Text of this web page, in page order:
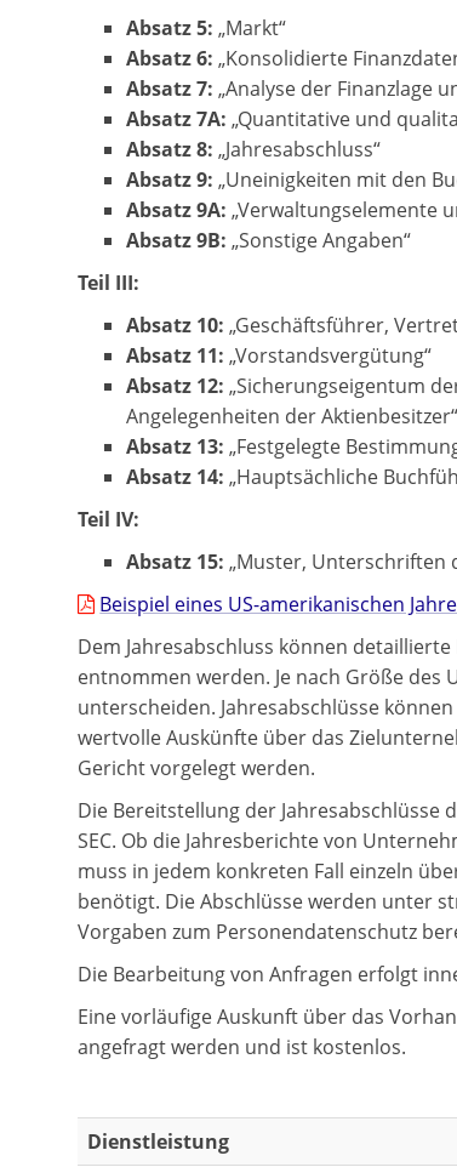
Absatz 5: „Markt“
Absatz 6: „Konsolidierte
Absatz 7: „Analyse der Finanzlage
Absatz 7A: „Quantitative und
Absatz 8: „Jahresabschluss“
Absatz 9: „Uneinigkeiten mit den
Absatz 9A: „Verwaltungselemente
Absatz 9B: „Sonstige Angaben“
Teil III:
Absatz 10: „Geschäftsführer,
Absatz 11: „Vorstandsvergütung“
Absatz 12: „Sicherungseigentum
Angelegenheiten der Aktienbesitzer“
Absatz 13: „Festgelegte
Absatz 14: „Hauptsächliche
Teil IV:
Absatz 15: „Muster, Unterschriften
Beispiel eines US-amerikanischen
Dem Jahresabschluss können
entnommen werden. Je nach Größe
unterscheiden. Jahresabschlüsse
wertvolle Auskünfte über das
Gericht vorgelegt werden.
Die Bereitstellung der
SEC. Ob die Jahresberichte von
muss in jedem konkreten Fall einzeln
benötigt. Die Abschlüsse werden unter
Vorgaben zum Personendatenschutz
Die Bearbeitung von Anfragen erfolgt
Eine vorläufige Auskunft über das
angefragt werden und ist kostenlos.
Dienstleistung